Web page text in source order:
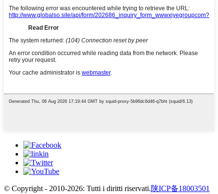
© Copyright - 2010-2026: Tutti i diritti riservati.陕ICP备18003501